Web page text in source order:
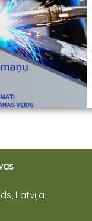
Latvija,